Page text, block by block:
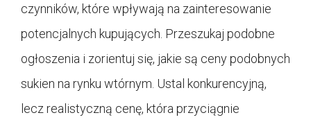
czynników, które wpływają na zainteresowanie
potencjalnych kupujących. Przeszukaj podobne
ogłoszenia i zorientuj się, jakie są ceny podobnych
sukien na rynku wtórnym. Ustal konkurencyjną,
lecz realistyczną cenę, która przyciągnie